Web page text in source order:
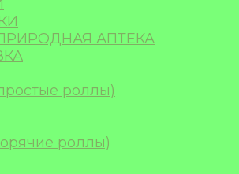
АПТЕКА
роллы)
роллы)